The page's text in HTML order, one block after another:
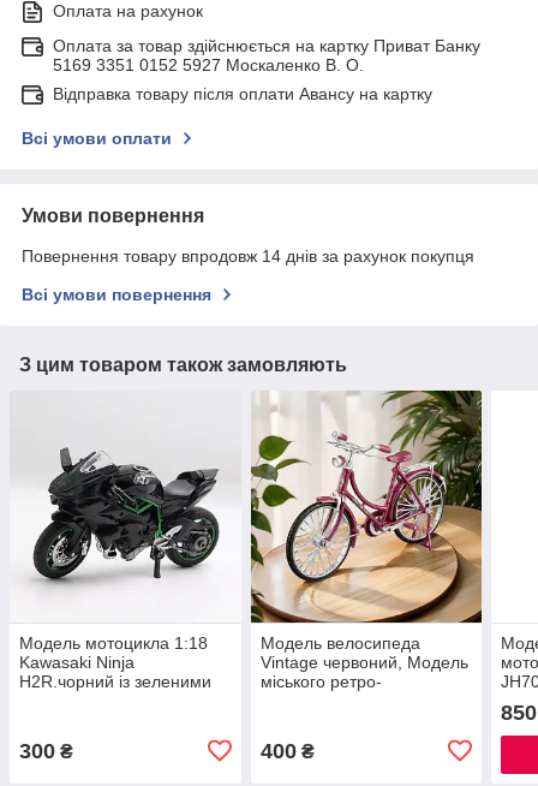
Оплата на рахунок
Оплата за товар здійснюється на картку Приват Банку
5169 3351 0152 5927 Москаленко В. О.
Відправка товару після оплати Авансу на картку
Всі умови оплати
Умови повернення
Повернення товару впродовж 14 днів за рахунок покупця
Всі умови повернення
З цим товаром також замовляють
Модель мотоцикла 1:18
Kawasaki Ninja
H2R.чорний із зеленими
300 ₴
Модель велосипеда
Vintage червоний, Модель
міського ретро-
400₴
850